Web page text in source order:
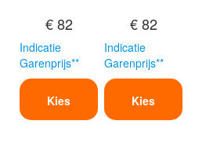
€ 82
Indicatie
Garenprijs**
Kies
€ 82
Indicatie
Garenprijs**
Kies